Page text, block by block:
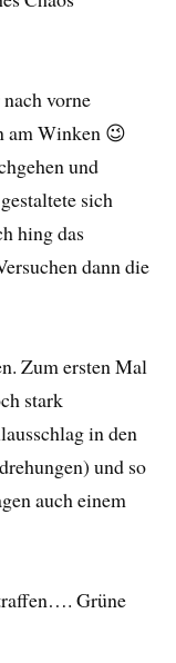
vorne
am Winken 😉
und
sich
hing das
dann die
Zum ersten Mal
stark
in den
und so
auch einem
Grüne